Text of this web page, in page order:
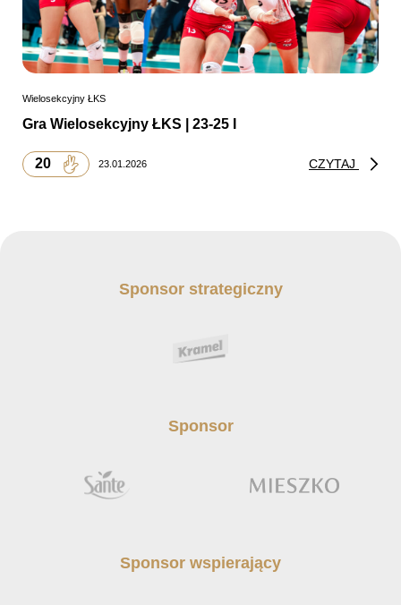
Wielosekcyjny ŁKS
Gra Wielosekcyjny ŁKS | 23-25 I
20 23.01.2026 CZYTAJ
Sponsor strategiczny
Sponsor
Sponsor wspierający